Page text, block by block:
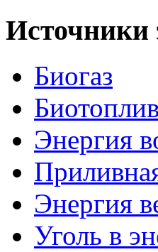
Источники
Биогаз
Энергия
Энергия
Уголь в